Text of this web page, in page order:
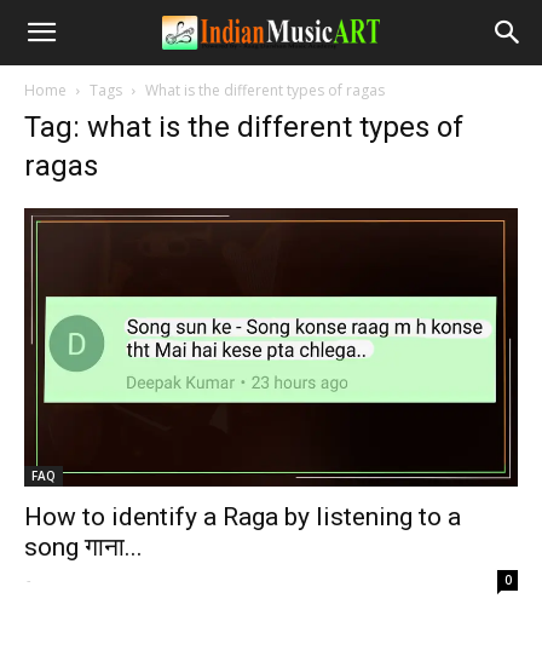
Home Tags What is the different types of ragas
Tag: what is the different types of
ragas
FAQ
How to identify a Raga by listening to a
song गाना...
- 0